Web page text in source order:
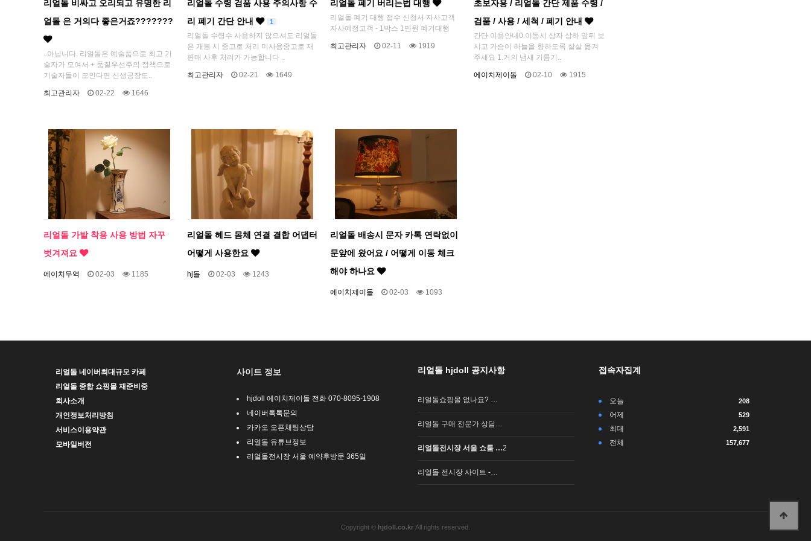
리얼돌 비싸고 오리되고 유명한 리
얼돌 은 거의다 좋은거죠???????
..아닙니다. 리얼돌은 예술품으로 최고 기
술자가 모여서 + 품질우선주의 정책으로
기술자들이 모인다면 신생공장도..
최고관리자 02-22 1646
리얼돌 수령 검품 사용 주의사항 수
리 폐기 간단 안내
1
리얼돌 수령수 사용하지 않으셔도 리얼돌
은 개봉 시 중고로 처리 미사용중고로 재
판매 사후 처리가 가능합니다 ..
최고관리자 02-21 1649
리얼돌 폐기 버리는법 대행
리얼돌 폐기 대행 접수 신청서 자사고객
자사예정고객 - 1박스 1만원 폐기대행
최고관리자 02-11 1919
초보자용 / 리얼돌 간단 제품 수령 /
검품 / 사용 / 세척 / 폐기 안내
간단 이용안내 ​0.이동시 상자 상하 앞뒤 보
시고 가슴이 하늘을 향하도록 살살 옮겨
주세요 1.거의 냄새 기름기..
에이치제이돌 02-10 1915
리얼돌 가발 착용 사용 방법 자꾸
벗겨져요
에이치무역 02-03 1185
리얼돌 헤드 몸체 연결 결합 어댑터
어떻게 사용한요
hj돌 02-03 1243
리얼돌 배송시 문자 카톡 연락없이
문앞에 왔어요 / 어떻게 이동 체크
해야 하나요
에이치제이돌 02-03 1093
리얼돌 네이버최대규모 카페
리얼돌 종합 쇼핑몰 재준비중
회사소개
개인정보처리방침
서비스이용약관
모바일버전
사이트 정보
hjdoll 에이치제이돌 전화 070-8095-1908
네이버톡톡문의
카카오 오픈채팅상담
리얼돌 유튜브정보
리얼돌전시장 서울 예약후방문 365일
리얼돌 hjdoll 공지사항
리얼돌쇼핑몰 없나요? …
리얼돌 구매 전문가 상담…
리얼돌전시장 서울 쇼룸 …2
리얼돌 전시장 사이트 -…
접속자집계
오늘 208
어제 529
최대 2,591
전체 157,677
Copyright © hjdoll.co.kr All rights reserved.